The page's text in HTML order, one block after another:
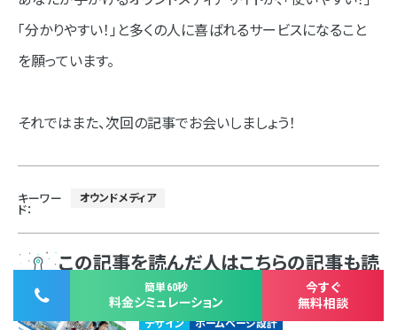
簡単60秒
料金シミュレーション
今すぐ
無料相談
「分かりやすい！」と多くの人に喜ばれるサービスになること
を願っています。
それではまた、次回の記事でお会いしましょう！
キーワー
ド：
オウンドメディア
この記事を読んだ人はこちらの記事も読
デザイン ホームページ設計